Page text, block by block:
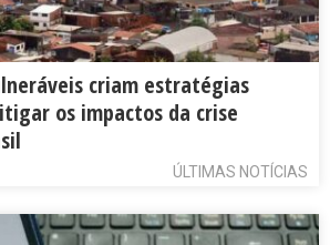
criam estratégias
os impactos da crise
ÚLTIMAS NOTÍCIAS